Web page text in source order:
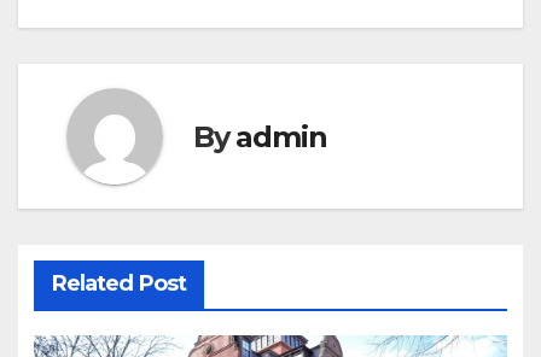
Byadmin
Related Post